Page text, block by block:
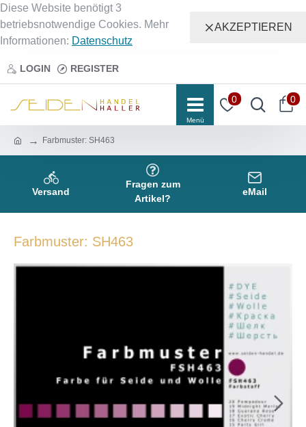
Diese Website benötigt 3
betriebsnotwendige Cookies. Mehr
Informationen: Datenschutz
AKZEPTIEREN
LOGIN REGISTER
0 0
Farbmuster: SH463
Versand
Fragen zum
Artikel?
eMail
Farbmuster: SH463